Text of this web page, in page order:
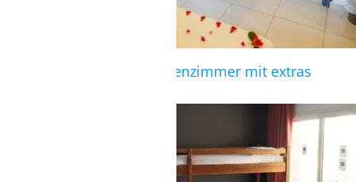
Zimmeransicht des Familienzimmer mit extras